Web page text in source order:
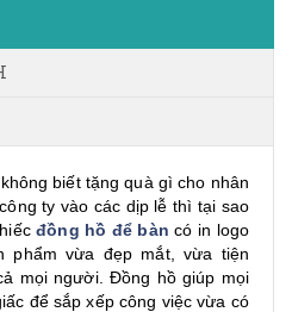
biết tặng quà gì cho nhân
ty vào các dịp lễ thì tại sao
đồng hồ để bàn có in logo
phẩm vừa đẹp mắt, vừa tiện
mọi người. Đồng hồ giúp mọi
để sắp xếp công việc vừa có